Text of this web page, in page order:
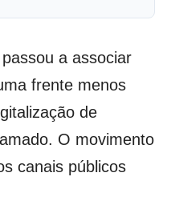
a associar
frente menos
de
O movimento
canais públicos